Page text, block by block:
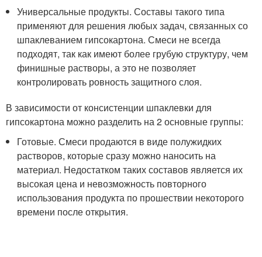
Универсальные продукты. Составы такого типа
применяют для решения любых задач, связанных со
шпаклеванием гипсокартона. Смеси не всегда
подходят, так как имеют более грубую структуру, чем
финишные растворы, а это не позволяет
контролировать ровность защитного слоя.
В зависимости от консистенции шпаклевки для
гипсокартона можно разделить на 2 основные группы:
Готовые. Смеси продаются в виде полужидких
растворов, которые сразу можно наносить на
материал. Недостатком таких составов является их
высокая цена и невозможность повторного
использования продукта по прошествии некоторого
времени после открытия.